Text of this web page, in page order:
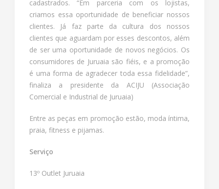
cadastrados. “Em parceria com os lojistas,
criamos essa oportunidade de beneficiar nossos
clientes. Já faz parte da cultura dos nossos
clientes que aguardam por esses descontos, além
de ser uma oportunidade de novos negócios. Os
consumidores de Juruaia são fiéis, e a promoção
é uma forma de agradecer toda essa fidelidade”,
finaliza a presidente da ACIJU (Associação
Comercial e Industrial de Juruaia)
Entre as peças em promoção estão, moda íntima,
praia, fitness e pijamas.
Serviço
13º Outlet Juruaia